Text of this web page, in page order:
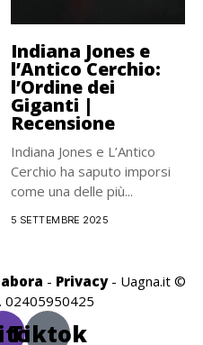
Indiana Jones e
l’Antico Cerchio:
l’Ordine dei
Giganti |
Recensione
Indiana Jones e L’Antico
Cerchio ha saputo imporsi
come una delle più...
5 SETTEMBRE 2025
- Privacy- Uagna.it ©
02405950425
Tiktok